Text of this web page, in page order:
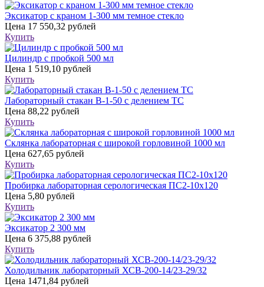
Эксикатор с краном 1-300 мм темное стекло
Цена 17 550,32 рублей
Купить
Цилиндр с пробкой 500 мл
Цена 1 519,10 рублей
Купить
Лабораторный стакан В-1-50 с делением ТС
Цена 88,22 рублей
Купить
Склянка лабораторная с широкой горловиной 1000 мл
Цена 627,65 рублей
Купить
Пробирка лабораторная серологическая ПС2-10х120
Цена 5,80 рублей
Купить
Эксикатор 2 300 мм
Цена 6 375,88 рублей
Купить
Холодильник лабораторный ХСВ-200-14/23-29/32
Цена 1471,84 рублей